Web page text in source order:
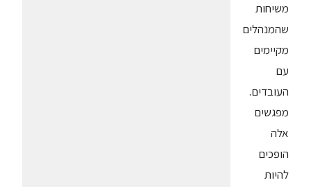
משיחות
שהמנהלים
מקיימים
עם
העובדים.
מפגשים
אלה
הופכים
להיות